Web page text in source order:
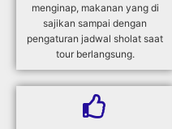
menginap, makanan yang di
sajikan sampai dengan
pengaturan jadwal sholat saat
tour berlangsung.